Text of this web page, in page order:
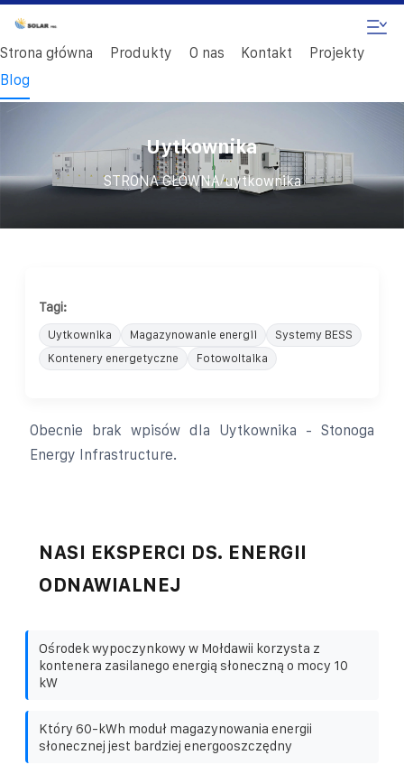
Strona główna Produkty O nas Kontakt
Projekty
Blog
Uytkownika
STRONA GŁÓWNA/uytkownika
Tagi:
Uytkownika Magazynowanie energii
Systemy BESS
Kontenery energetyczne
Fotowoltaika
Obecnie brak wpisów dla Uytkownika - Stonoga
Energy Infrastructure.
NASI EKSPERCI DS. ENERGII
ODNAWIALNEJ
Ośrodek wypoczynkowy w Mołdawii korzysta z
kontenera zasilanego energią słoneczną o mocy 10
kW
Który 60-kWh moduł magazynowania energii
słonecznej jest bardziej energooszczędny